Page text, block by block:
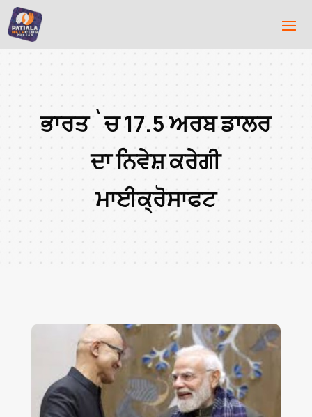
ਭਾਰਤ `ਚ 17.5 ਅਰਬ ਡਾਲਰ
ਦਾ ਨਿਵੇਸ਼ ਕਰੇਗੀ
ਮਾਈਕ੍ਰੋਸਾਫਟ